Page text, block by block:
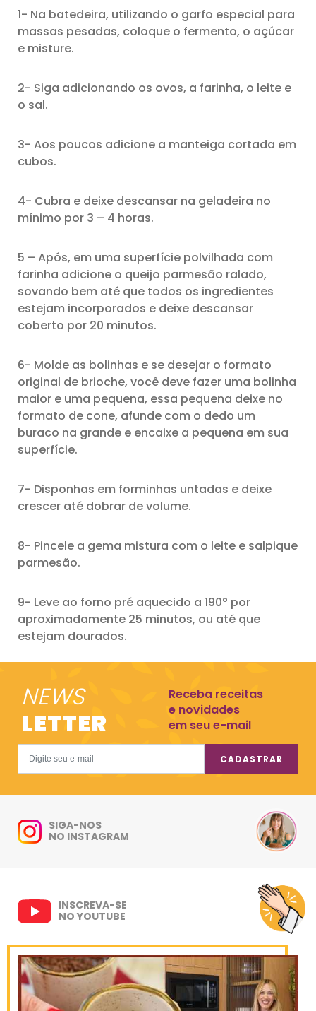
1- Na batedeira, utilizando o garfo especial para
massas pesadas, coloque o fermento, o açúcar
e misture.
2- Siga adicionando os ovos, a farinha, o leite e
o sal.
3- Aos poucos adicione a manteiga cortada em
cubos.
4- Cubra e deixe descansar na geladeira no
mínimo por 3 – 4 horas.
5 – Após, em uma superfície polvilhada com
farinha adicione o queijo parmesão ralado,
sovando bem até que todos os ingredientes
estejam incorporados e deixe descansar
coberto por 20 minutos.
6- Molde as bolinhas e se desejar o formato
original de brioche, você deve fazer uma bolinha
maior e uma pequena, essa pequena deixe no
formato de cone, afunde com o dedo um
buraco na grande e encaixe a pequena em sua
superfície.
7- Disponhas em forminhas untadas e deixe
crescer até dobrar de volume.
8- Pincele a gema mistura com o leite e salpique
parmesão.
9- Leve ao forno pré aquecido a 190° por
aproximadamente 25 minutos, ou até que
estejam dourados.
NEWS
LETTER
Receba receitas
e novidades
em seu e-mail
CADASTRAR
SIGA-NOS
NO INSTAGRAM
INSCREVA-SE
NO YOUTUBE